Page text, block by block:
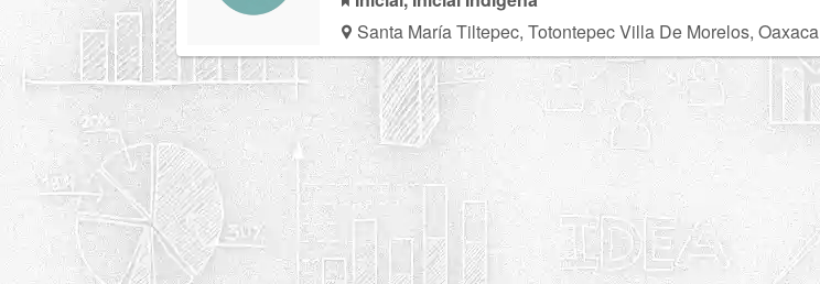
Santa María Tiltepec, Totontepec Villa De Morelos, Oaxaca